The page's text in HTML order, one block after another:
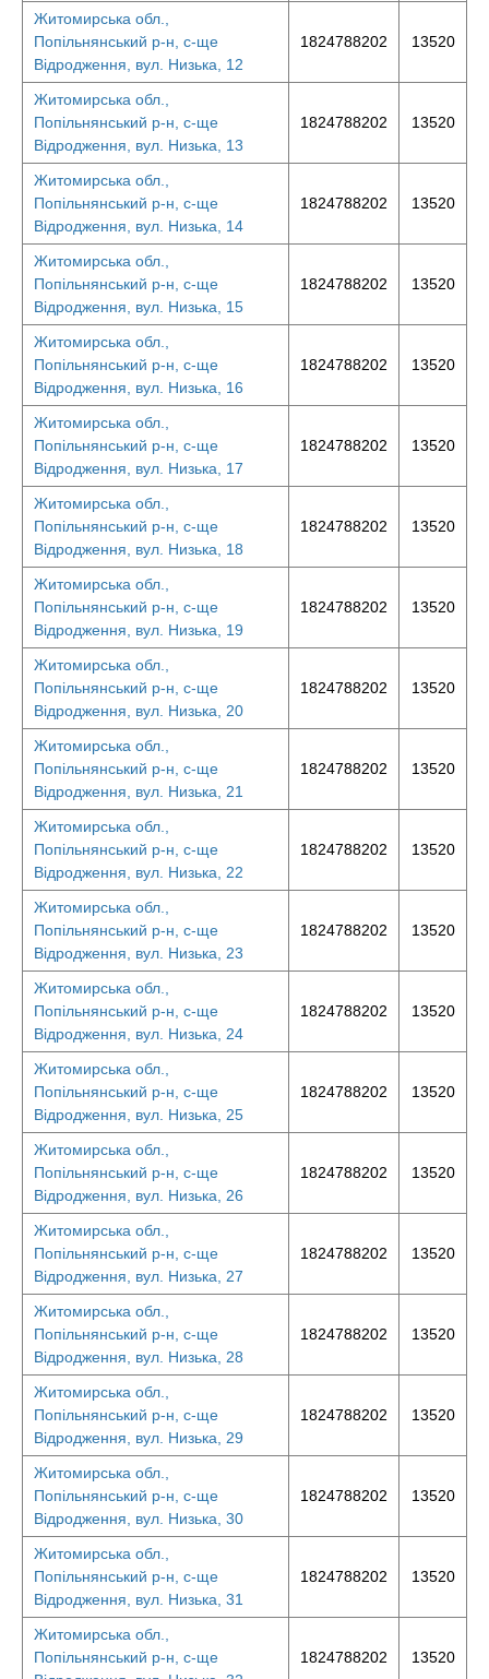
Житомирська обл.,
Попільнянський р-н, с-ще
Відродження, вул. Низька, 12
1824788202 13520
Житомирська обл.,
Попільнянський р-н, с-ще
Відродження, вул. Низька, 13
1824788202 13520
Житомирська обл.,
Попільнянський р-н, с-ще
Відродження, вул. Низька, 14
1824788202 13520
Житомирська обл.,
Попільнянський р-н, с-ще
Відродження, вул. Низька, 15
1824788202 13520
Житомирська обл.,
Попільнянський р-н, с-ще
Відродження, вул. Низька, 16
1824788202 13520
Житомирська обл.,
Попільнянський р-н, с-ще
Відродження, вул. Низька, 17
1824788202 13520
Житомирська обл.,
Попільнянський р-н, с-ще
Відродження, вул. Низька, 18
1824788202 13520
Житомирська обл.,
Попільнянський р-н, с-ще
Відродження, вул. Низька, 19
1824788202 13520
Житомирська обл.,
Попільнянський р-н, с-ще
Відродження, вул. Низька, 20
1824788202 13520
Житомирська обл.,
Попільнянський р-н, с-ще
Відродження, вул. Низька, 21
1824788202 13520
Житомирська обл.,
Попільнянський р-н, с-ще
Відродження, вул. Низька, 22
1824788202 13520
Житомирська обл.,
Попільнянський р-н, с-ще
Відродження, вул. Низька, 23
1824788202 13520
Житомирська обл.,
Попільнянський р-н, с-ще
Відродження, вул. Низька, 24
1824788202 13520
Житомирська обл.,
Попільнянський р-н, с-ще
Відродження, вул. Низька, 25
1824788202 13520
Житомирська обл.,
Попільнянський р-н, с-ще
Відродження, вул. Низька, 26
1824788202 13520
Житомирська обл.,
Попільнянський р-н, с-ще
Відродження, вул. Низька, 27
1824788202 13520
Житомирська обл.,
Попільнянський р-н, с-ще
Відродження, вул. Низька, 28
1824788202 13520
Житомирська обл.,
Попільнянський р-н, с-ще
Відродження, вул. Низька, 29
1824788202 13520
Житомирська обл.,
Попільнянський р-н, с-ще
Відродження, вул. Низька, 30
1824788202 13520
Житомирська обл.,
Попільнянський р-н, с-ще
Відродження, вул. Низька, 31
1824788202 13520
Житомирська обл.,
Попільнянський р-н, с-ще
1824788202 13520